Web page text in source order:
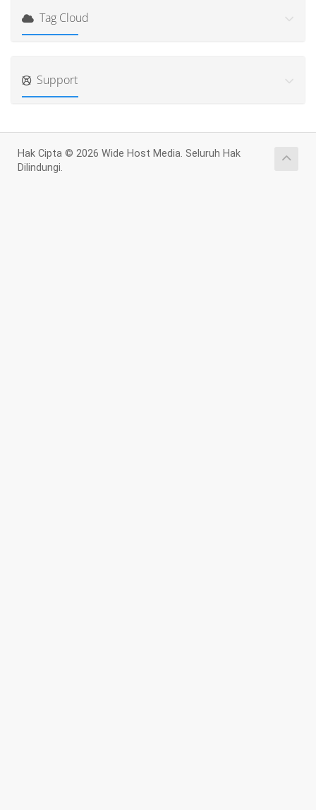
Tag Cloud
Support
Hak Cipta © 2026 Wide Host Media. Seluruh Hak
Dilindungi.